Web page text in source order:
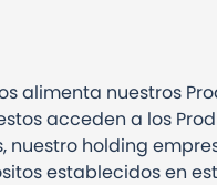
alimenta nuestros
acceden a los
nuestro holding
establecidos en